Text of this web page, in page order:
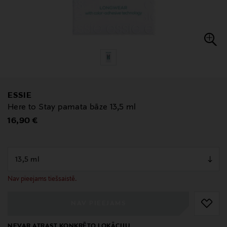
ESSIE
Here to Stay pamata bāze 13,5 ml
Original Price
16,90 €
Nav pieejams tiešsaistē.
null